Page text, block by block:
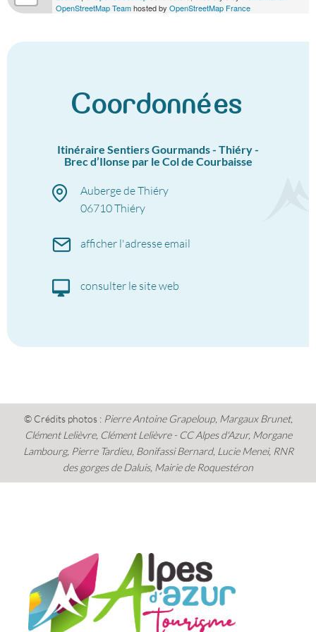
OpenStreetMap Teamhosted byOpenStreetMap France
Coordonnées
Itinéraire Sentiers Gourmands - Thiéry -
Brec d’Ilonse par le Col de Courbaisse
Auberge de Thiéry
06710Thiéry
afficher l'adresse email
consulter le site web
© Crédits photos : Pierre Antoine Grapeloup, Margaux Brunet,
Clément Lelièvre, Clément Lelièvre - CC Alpes d'Azur, Morgane
Lambourg, Pierre Tardieu, Bonifassi Bernard, Lucie Menei, RNR
des gorges de Daluis, Mairie de Roquestéron